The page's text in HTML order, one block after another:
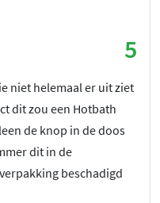
5
niet helemaal er uit ziet
dit zou een Hotbath
de knop in de doos
dit in de
beschadigd